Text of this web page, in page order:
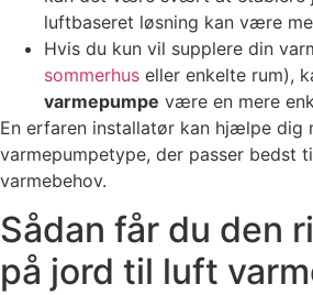
luftbaseret løsning kan være
Hvis du kun vil supplere din
sommerhus eller enkelte rum),
varmepumpe være en mere
En erfaren installatør kan hjælpe dig
varmepumpetype, der passer bedst
varmebehov.
Sådan får du den
på jord til luft